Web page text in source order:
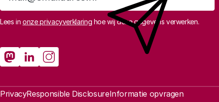
Lees inonze privacyverklaring hoe wij deze gegevens verwerken.
Sociale media
Rathenau Mastodon
Rathenau LinkedIn
Rathenau Instagram
Juridische informatie
PrivacyResponsible DisclosureInformatie opvragen